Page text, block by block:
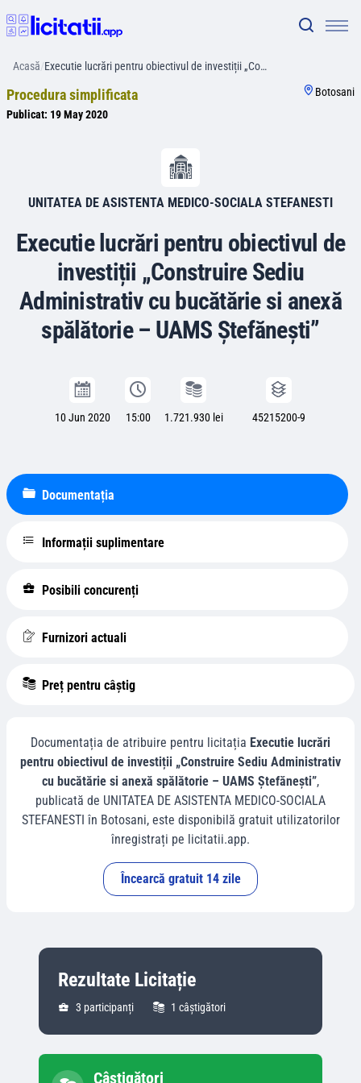
Acasă/Executie lucrări pentru obiectivul de investiții „Co…
Procedura simplificata
Publicat: 19 May 2020
Botosani
UNITATEA DE ASISTENTA MEDICO-SOCIALA STEFANESTI
Executie lucrări pentru obiectivul de
investiții „Construire Sediu
Administrativ cu bucătărie si anexă
spălătorie – UAMS Ștefănești”
10 Jun 2020 15:00 1.721.930 lei 45215200-9
Documentația
Informații suplimentare
Posibili concurenți
Furnizori actuali
Preț pentru câștig
Documentația de atribuire pentru licitația Executie lucrări
pentru obiectivul de investiții „Construire Sediu Administrativ
cu bucătărie si anexă spălătorie – UAMS Ștefănești”,
publicată de UNITATEA DE ASISTENTA MEDICO-SOCIALA
STEFANESTI în Botosani, este disponibilă gratuit utilizatorilor
înregistrați pe licitatii.app.
Încearcă gratuit 14 zile
Rezultate Licitație
3 participanți 1 câștigători
Câștigători